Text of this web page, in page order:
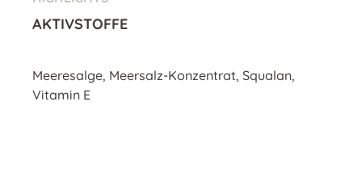
AKTIVSTOFFE
Meeresalge, Meersalz-Konzentrat, Squalan,
Vitamin E